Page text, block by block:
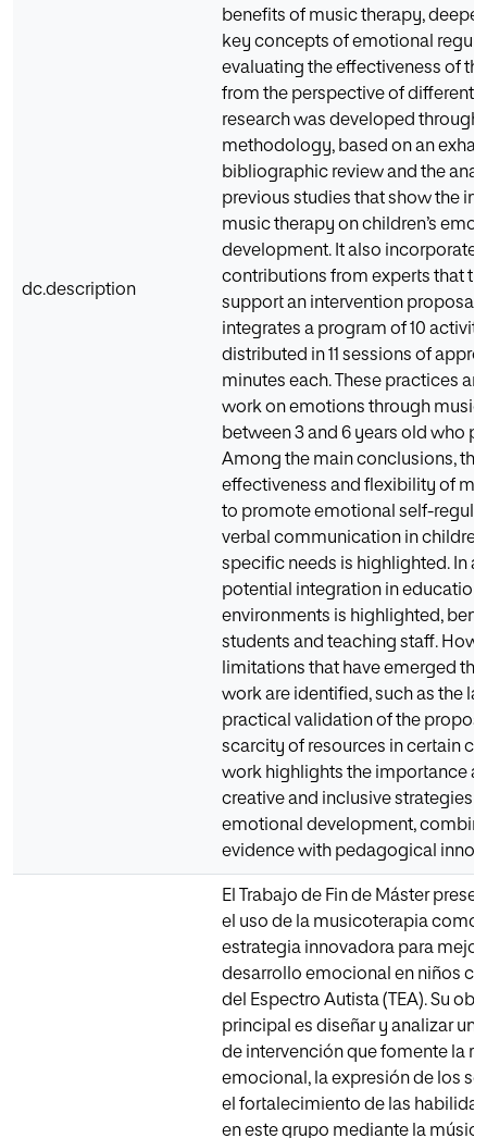
dc.description
benefits of music therapy,
key concepts of emotional
evaluating the effectiveness of
from the perspective of different
research was developed through
methodology, based on an
bibliographic review and the
previous studies that show the
music therapy on children’s
development. It also incorporates
contributions from experts that
support an intervention proposal
integrates a program of 10
distributed in 11 sessions of
minutes each. These practices
work on emotions through music
between 3 and 6 years old who
Among the main conclusions, the
effectiveness and flexibility of
to promote emotional self-
verbal communication in
specific needs is highlighted. In
potential integration in
environments is highlighted,
students and teaching staff.
limitations that have emerged
work are identified, such as the
practical validation of the
scarcity of resources in certain
work highlights the importance
creative and inclusive strategies
emotional development,
evidence with pedagogical
El Trabajo de Fin de Máster
el uso de la musicoterapia como
estrategia innovadora para
desarrollo emocional en niños
del Espectro Autista (TEA). Su
principal es diseñar y analizar
de intervención que fomente la
emocional, la expresión de los
el fortalecimiento de las
en este grupo mediante la